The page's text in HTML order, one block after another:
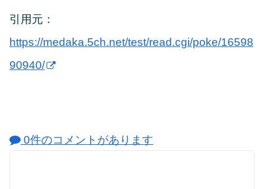
引用元：
https://medaka.5ch.net/test/read.cgi/poke/16598
90940/
0件のコメントがあります